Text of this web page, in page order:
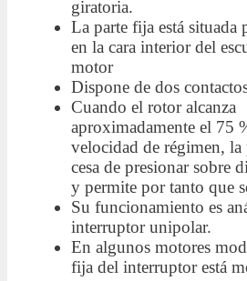
giratoria.
La parte fija está situada
en la cara interior del
motor
Dispone de dos
Cuando el rotor alcanza
aproximadamente el 75
velocidad de régimen, la
cesa de presionar sobre
y permite por tanto que
Su funcionamiento es
interruptor unipolar.
En algunos motores
fija del interruptor está